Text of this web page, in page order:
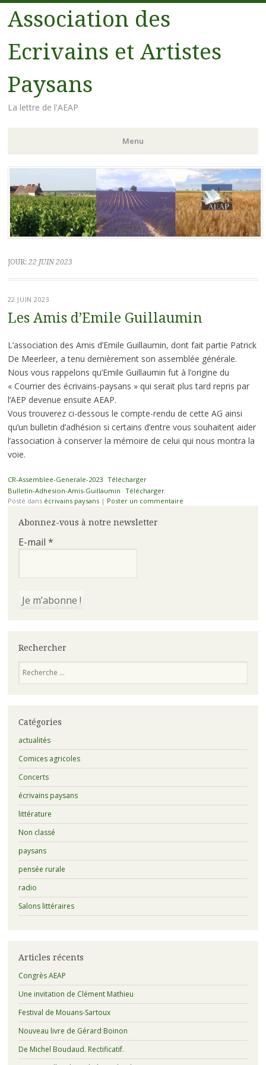
Association des
Ecrivains et Artistes
Paysans
La lettre de l'AEAP
Menu
Aller au contenu principal
JOUR: 22 JUIN 2023
22 JUIN 2023
Les Amis d’Emile Guillaumin
L’association des Amis d’Emile Guillaumin, dont fait partie Patrick
De Meerleer, a tenu dernièrement son assemblée générale.
Nous vous rappelons qu’Emile Guillaumin fut à l’origine du
« Courrier des écrivains-paysans » qui serait plus tard repris par
l’AEP devenue ensuite AEAP.
Vous trouverez ci-dessous le compte-rendu de cette AG ainsi
qu’un bulletin d’adhésion si certains d’entre vous souhaitent aider
l’association à conserver la mémoire de celui qui nous montra la
voie.
CR-Assemblee-Generale-2023 Télécharger
Bulletin-Adhesion-Amis-Guillaumin
Télécharger
Posté dans écrivains paysans | Poster un commentaire
Abonnez-vous à notre newsletter
E-mail *
Rechercher
Catégories
actualités
Comices agricoles
Concerts
écrivains paysans
littérature
Non classé
paysans
pensée rurale
radio
Salons littéraires
Articles récents
Congrès AEAP
Une invitation de Clément Mathieu
Festival de Mouans-Sartoux
Nouveau livre de Gérard Boinon
De Michel Boudaud. Rectificatif.